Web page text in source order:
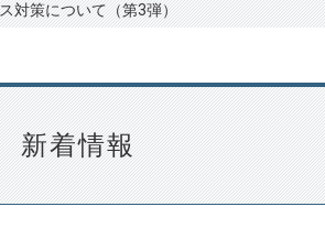
対策について（第3弾）
新着情報